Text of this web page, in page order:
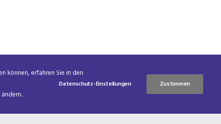
können, erfahren Sie in den
Datenschutz-Einstellungen Zustimmen